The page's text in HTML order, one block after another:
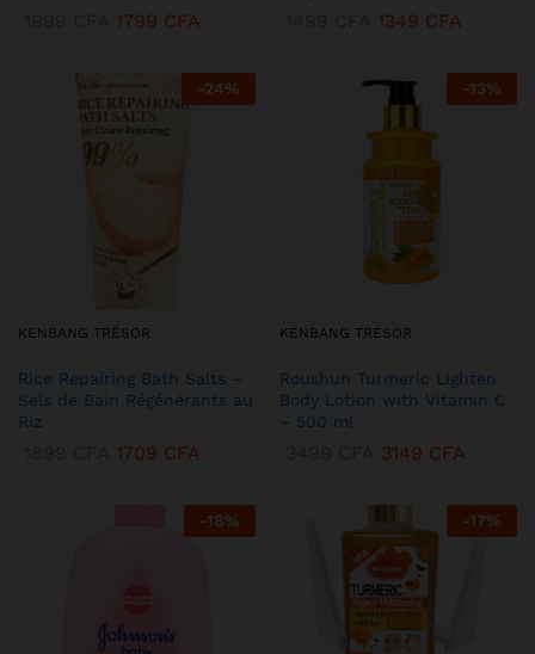
1799 CFA 1349 CFA
-24%
KENBANG TRÉSOR
Rice Repairing Bath Salts –
Sels de Bain Régénérants au
Riz
1709 CFA
-13%
KENBANG TRÉSOR
Roushun Turmeric Lighten
Body Lotion with Vitamin C
– 500 ml
3149 CFA
-18% -17%